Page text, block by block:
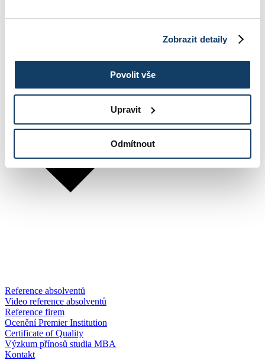
Zobrazit detaily
Povolit vše
Upravit
Odmítnout
Reference absolventů
Video reference absolventů
Reference firem
Ocenění Premier Institution
Certificate of Quality
Výzkum přínosů studia MBA
Kontakt